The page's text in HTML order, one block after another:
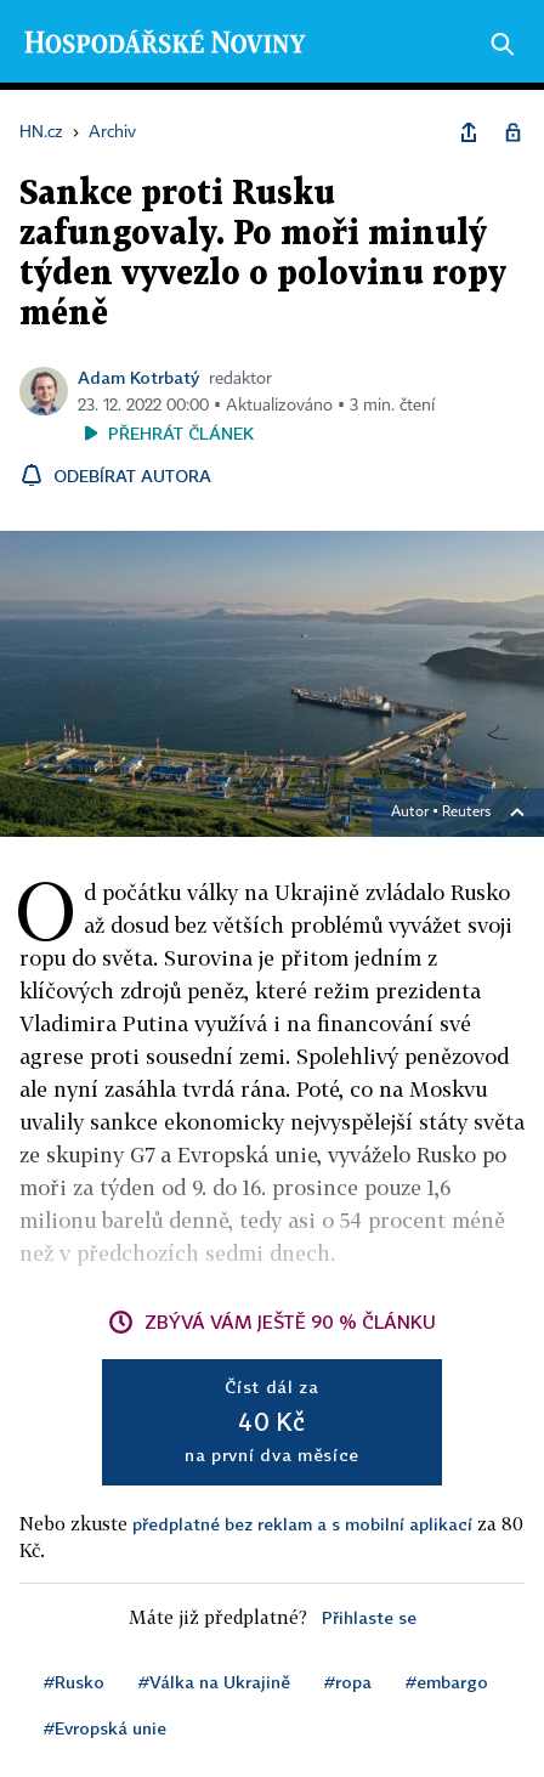
HN.cz › Archiv
Sankce proti Rusku
zafungovaly. Po moři minulý
týden vyvezlo o polovinu ropy
méně
Adam Kotrbatý
redaktor
23. 12. 2022 00:00 ▪ Aktualizováno ▪ 3 min. čtení
PŘEHRÁT ČLÁNEK
ODEBÍRAT AUTORA
Autor ▪ Reuters
O d počátku války na Ukrajině zvládalo Rusko
až dosud bez větších problémů vyvážet svoji
ropu do světa. Surovina je přitom jedním z
klíčových zdrojů peněz, které režim prezidenta
Vladimira Putina využívá i na financování své
agrese proti sousední zemi. Spolehlivý penězovod
ale nyní zasáhla tvrdá rána. Poté, co na Moskvu
uvalily sankce ekonomicky nejvyspělejší státy světa
ze skupiny G7 a Evropská unie, vyváželo Rusko po
moři za týden od 9. do 16. prosince pouze 1,6
milionu barelů denně, tedy asi o 54 procent méně
než v předchozích sedmi dnech.
ZBÝVÁ VÁM JEŠTĚ 90 % ČLÁNKU
Číst dál za
40 Kč
na první dva měsíce
Nebo zkuste předplatné bez reklam a s mobilní aplikací za 80
Kč.
Máte již předplatné? Přihlaste se
#Rusko #Válka na Ukrajině #ropa #embargo
#Evropská unie